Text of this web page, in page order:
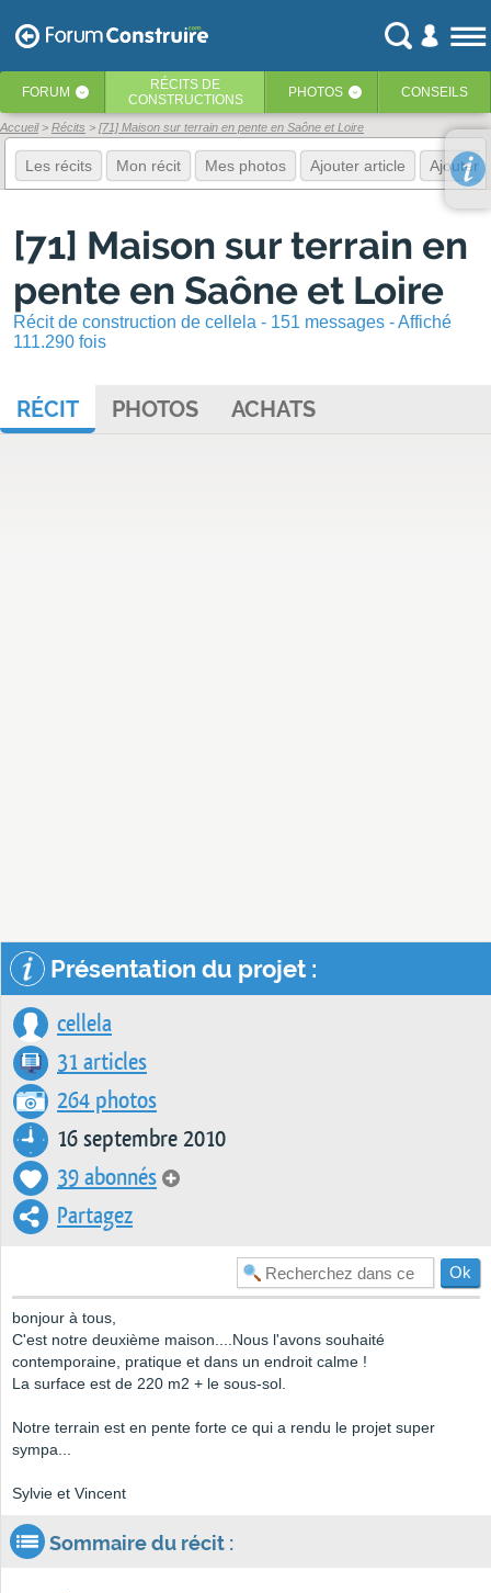
FORUM ‹ RÉCITS DE
CONSTRUCTIONS
PHOTOS ‹ CONSEILS
Accueil Récits [71] Maison sur terrain en pente en Saône et Loire
Les récits Mon récit Mes photos Ajouter article Ajouter
[71] Maison sur terrain en
pente en Saône et Loire
Récit de construction de cellela - 151 messages - Affiché
111.290 fois
RÉCIT PHOTOS ACHATS
Présentation du projet :
cellela
31 articles
264 photos
16 septembre 2010
39 abonnés
Partagez
bonjour à tous,
C'est notre deuxième maison....Nous l'avons souhaité
contemporaine, pratique et dans un endroit calme !
La surface est de 220 m2 + le sous-sol.
Notre terrain est en pente forte ce qui a rendu le projet super
sympa...
Sylvie et Vincent
Sommaire du récit :